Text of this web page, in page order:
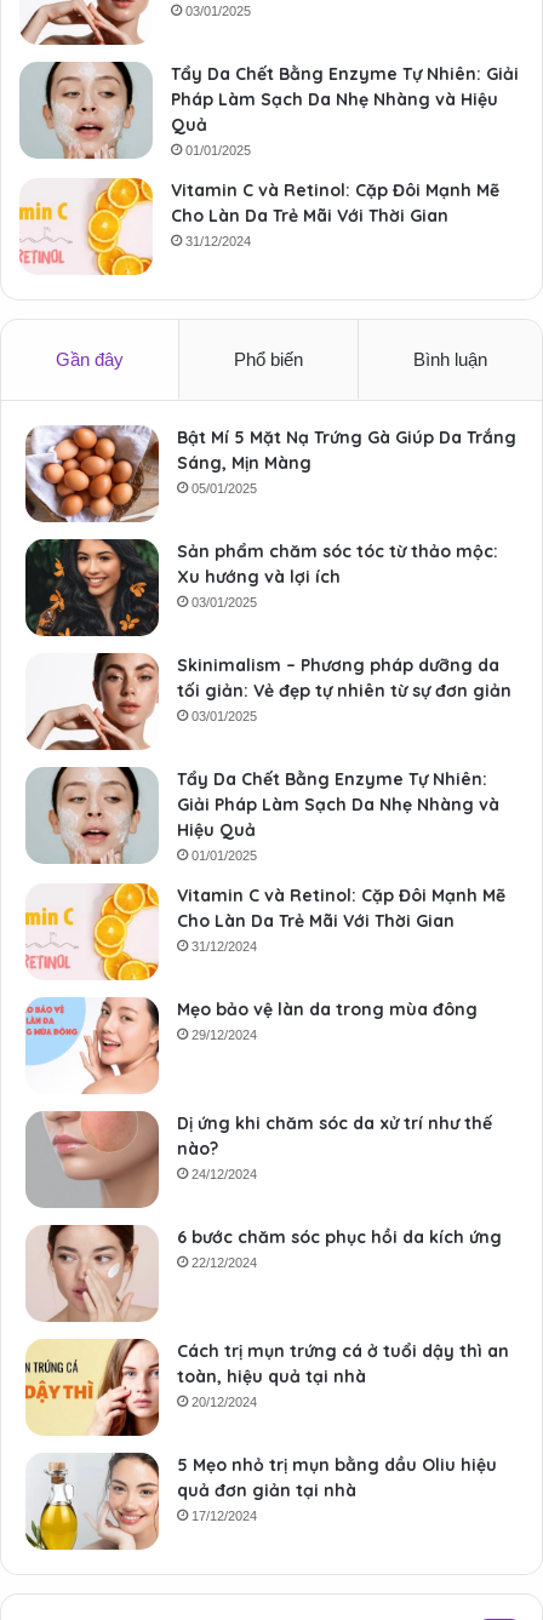
03/01/2025
Tẩy Da Chết Bằng Enzyme Tự Nhiên: Giải
Pháp Làm Sạch Da Nhẹ Nhàng và Hiệu
Quả
01/01/2025
Vitamin C và Retinol: Cặp Đôi Mạnh Mẽ
Cho Làn Da Trẻ Mãi Với Thời Gian
31/12/2024
Gần đây Phổ biến Bình luận
Bật Mí 5 Mặt Nạ Trứng Gà Giúp Da Trắng
Sáng, Mịn Màng
05/01/2025
Sản phẩm chăm sóc tóc từ thảo mộc:
Xu hướng và lợi ích
03/01/2025
Skinimalism – Phương pháp dưỡng da
tối giản: Vẻ đẹp tự nhiên từ sự đơn giản
03/01/2025
Tẩy Da Chết Bằng Enzyme Tự Nhiên:
Giải Pháp Làm Sạch Da Nhẹ Nhàng và
Hiệu Quả
01/01/2025
Vitamin C và Retinol: Cặp Đôi Mạnh Mẽ
Cho Làn Da Trẻ Mãi Với Thời Gian
31/12/2024
Mẹo bảo vệ làn da trong mùa đông
29/12/2024
Dị ứng khi chăm sóc da xử trí như thế
nào?
24/12/2024
6 bước chăm sóc phục hồi da kích ứng
22/12/2024
Cách trị mụn trứng cá ở tuổi dậy thì an
toàn, hiệu quả tại nhà
20/12/2024
5 Mẹo nhỏ trị mụn bằng dầu Oliu hiệu
quả đơn giản tại nhà
17/12/2024